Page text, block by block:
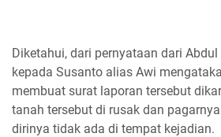
Diketahui, dari pernyataan dari
kepada Susanto alias Awi
membuat surat laporan tersebut
tanah tersebut di rusak dan
dirinya tidak ada di tempat kejadian.